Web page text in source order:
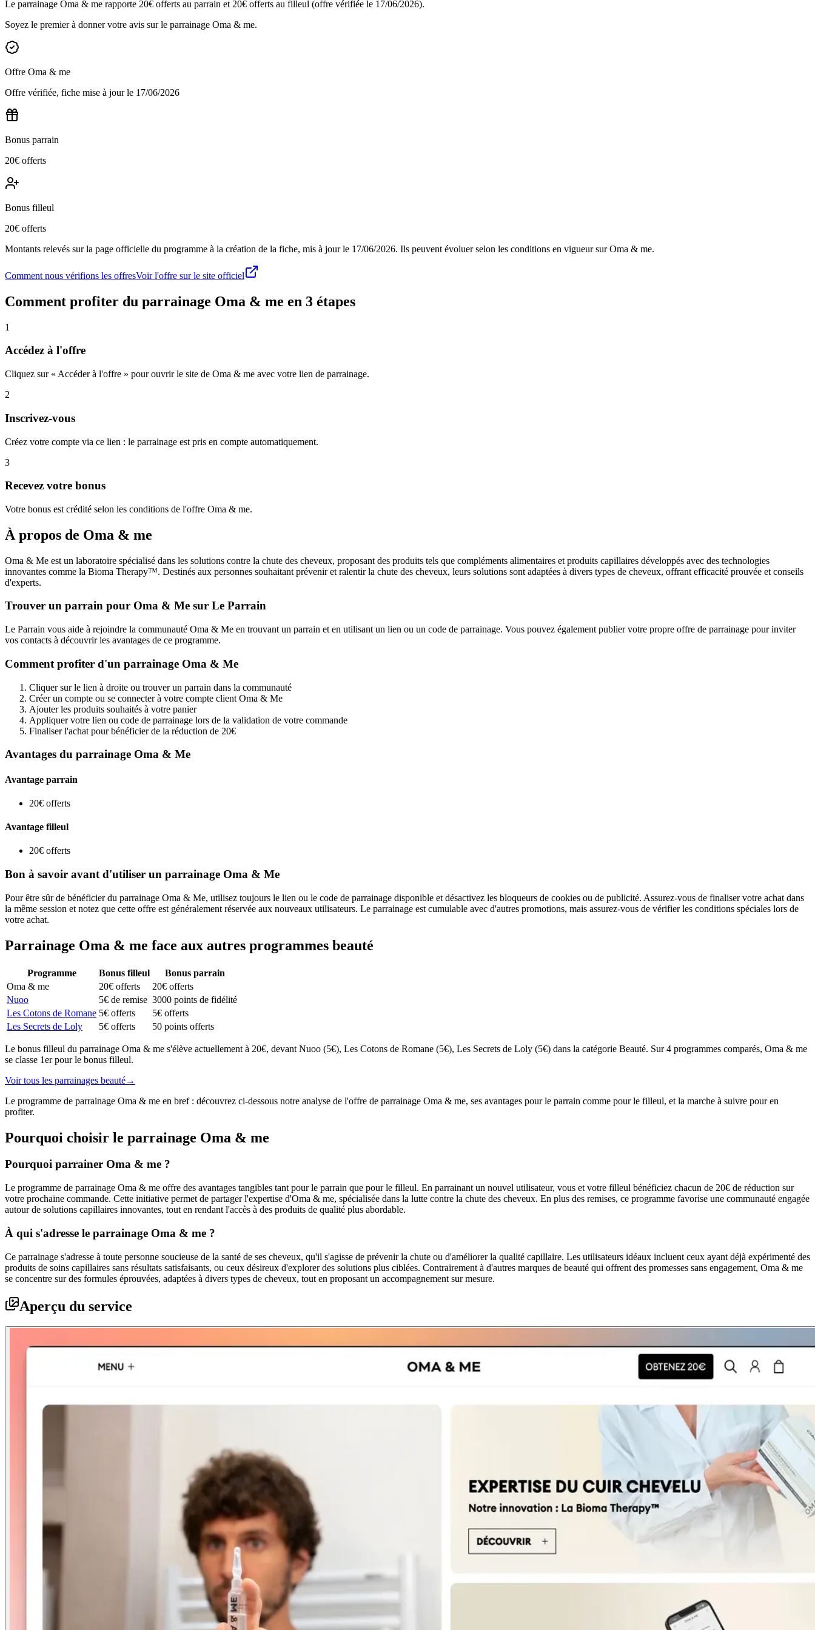
Le parrainage Oma & me rapporte 20€ offerts au parrain et 20€ offerts au filleul (offre vérifiée le 17/06/2026).
Soyez le premier à donner votre avis sur le parrainage Oma & me.
Offre Oma & me
Offre vérifiée, fiche mise à jour le 17/06/2026
Bonus parrain
20€ offerts
Bonus filleul
20€ offerts
Montants relevés sur la page officielle du programme à la création de la fiche, mis à jour le 17/06/2026. Ils peuvent évoluer selon les conditions en vigueur surOma & me.
Comment nous vérifions les offresVoir l'offre sur le site officiel
Comment profiter du parrainage Oma & me en 3 étapes
1
Accédez à l'offre
Cliquez sur « Accéder à l'offre » pour ouvrir le site de Oma & me avec votre lien de parrainage.
2
Inscrivez-vous
Créez votre compte via ce lien : le parrainage est pris en compte automatiquement.
3
Recevez votre bonus
Votre bonus est crédité selon les conditions de l'offre Oma & me.
À propos de Oma & me
Oma & Me est un laboratoire spécialisé dans les solutions contre la chute des cheveux, proposant des produits tels que compléments alimentaires et produits capillaires développés avec des technologies
innovantes comme la Bioma Therapy™. Destinés aux personnes souhaitant prévenir et ralentir la chute des cheveux, leurs solutions sont adaptées à divers types de cheveux, offrant efficacité prouvée et conseils
d'experts.
Trouver un parrain pour Oma & Me sur Le Parrain
Le Parrain vous aide à rejoindre la communauté Oma & Me en trouvant un parrain et en utilisant un lien ou un code de parrainage. Vous pouvez également publier votre propre offre de parrainage pour inviter
vos contacts à découvrir les avantages de ce programme.
Comment profiter d'un parrainage Oma & Me
Cliquer sur le lien à droite ou trouver un parrain dans la communauté
Créer un compte ou se connecter à votre compte client Oma & Me
Ajouter les produits souhaités à votre panier
Appliquer votre lien ou code de parrainage lors de la validation de votre commande
Finaliser l'achat pour bénéficier de la réduction de 20€
Avantages du parrainage Oma & Me
Avantage parrain
20€ offerts
Avantage filleul
20€ offerts
Bon à savoir avant d'utiliser un parrainage Oma & Me
Pour être sûr de bénéficier du parrainage Oma & Me, utilisez toujours le lien ou le code de parrainage disponible et désactivez les bloqueurs de cookies ou de publicité. Assurez-vous de finaliser votre achat dans
la même session et notez que cette offre est généralement réservée aux nouveaux utilisateurs. Le parrainage est cumulable avec d'autres promotions, mais assurez-vous de vérifier les conditions spéciales lors de
votre achat.
Parrainage Oma & me face aux autres programmes beauté
Programme Bonus filleul
Bonus parrain
Oma & me
20€ offerts
20€ offerts
Nuoo
5€ de remise 3000 points de fidélité
Les Cotons de Romane 5€ offerts
5€ offerts
Les Secrets de Loly
5€ offerts 50 points offerts
Le bonus filleul du parrainage Oma & me s'élève actuellement à 20€, devant Nuoo (5€), Les Cotons de Romane (5€), Les Secrets de Loly (5€) dans la catégorie Beauté. Sur 4 programmes comparés, Oma & me
se classe 1er pour le bonus filleul.
Voir tous les parrainages beauté→
Le programme de parrainage Oma & me en bref : découvrez ci-dessous notre analyse de l'offre de parrainage Oma & me, ses avantages pour le parrain comme pour le filleul, et la marche à suivre pour en
profiter.
Pourquoi choisir le parrainage Oma & me
Pourquoi parrainer Oma & me ?
Le programme de parrainage Oma & me offre des avantages tangibles tant pour le parrain que pour le filleul. En parrainant un nouvel utilisateur, vous et votre filleul bénéficiez chacun de 20€ de réduction sur
votre prochaine commande. Cette initiative permet de partager l'expertise d'Oma & me, spécialisée dans la lutte contre la chute des cheveux. En plus des remises, ce programme favorise une communauté engagée
autour de solutions capillaires innovantes, tout en rendant l'accès à des produits de qualité plus abordable.
À qui s'adresse le parrainage Oma & me ?
Ce parrainage s'adresse à toute personne soucieuse de la santé de ses cheveux, qu'il s'agisse de prévenir la chute ou d'améliorer la qualité capillaire. Les utilisateurs idéaux incluent ceux ayant déjà expérimenté des
produits de soins capillaires sans résultats satisfaisants, ou ceux désireux d'explorer des solutions plus ciblées. Contrairement à d'autres marques de beauté qui offrent des promesses sans engagement, Oma & me
se concentre sur des formules éprouvées, adaptées à divers types de cheveux, tout en proposant un accompagnement sur mesure.
Aperçu du service